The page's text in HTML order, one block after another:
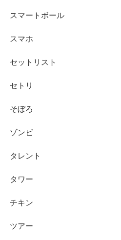
スマートボール
スマホ
セットリスト
セトリ
そぼろ
ゾンビ
タレント
タワー
チキン
ツアー